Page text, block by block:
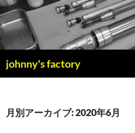
johnny's factory
索
ン
月別アーカイブ: 2020年6月